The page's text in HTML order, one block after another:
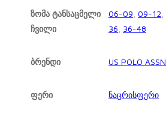
ზომა ტანსაცმელი
ჩვილი
06-09 09-12
36 36-48
ბრენდი US POLO ASSN
ფერი ნაცრისფერი